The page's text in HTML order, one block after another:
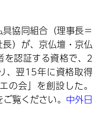
協同組合（理事長＝
）が、京仏壇・京仏
を認証する資格で、2
、翌15年に資格取得
の会」を創設した。
覧ください。 中外日